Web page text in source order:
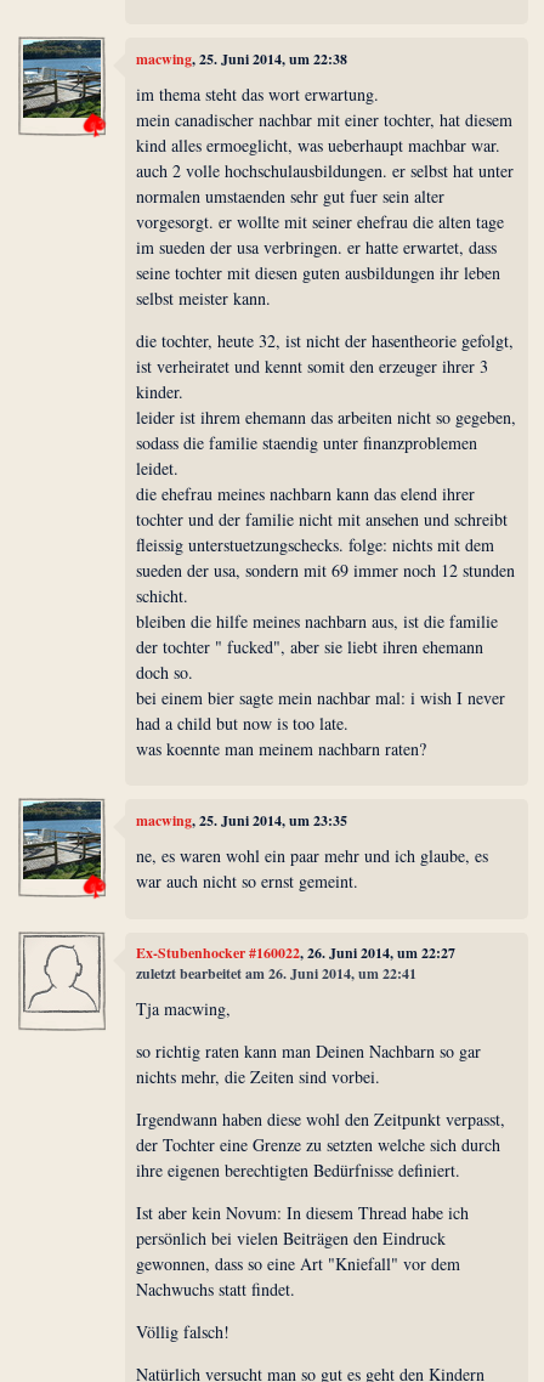
macwing, 25. Juni 2014, um 22:38
im thema steht das wort erwartung.
mein canadischer nachbar mit einer tochter, hat diesem
kind alles ermoeglicht, was ueberhaupt machbar war.
auch 2 volle hochschulausbildungen. er selbst hat unter
normalen umstaenden sehr gut fuer sein alter
vorgesorgt. er wollte mit seiner ehefrau die alten tage
im sueden der usa verbringen. er hatte erwartet, dass
seine tochter mit diesen guten ausbildungen ihr leben
selbst meister kann.
die tochter, heute 32, ist nicht der hasentheorie gefolgt,
ist verheiratet und kennt somit den erzeuger ihrer 3
kinder.
leider ist ihrem ehemann das arbeiten nicht so gegeben,
sodass die familie staendig unter finanzproblemen
leidet.
die ehefrau meines nachbarn kann das elend ihrer
tochter und der familie nicht mit ansehen und schreibt
fleissig unterstuetzungschecks. folge: nichts mit dem
sueden der usa, sondern mit 69 immer noch 12 stunden
schicht.
bleiben die hilfe meines nachbarn aus, ist die familie
der tochter " fucked", aber sie liebt ihren ehemann
doch so.
bei einem bier sagte mein nachbar mal: i wish I never
had a child but now is too late.
was koennte man meinem nachbarn raten?
macwing, 25. Juni 2014, um 23:35
ne, es waren wohl ein paar mehr und ich glaube, es
war auch nicht so ernst gemeint.
Ex-Stubenhocker #160022, 26. Juni 2014, um 22:27
zuletzt bearbeitet am 26. Juni 2014, um 22:41
Tja macwing,
so richtig raten kann man Deinen Nachbarn so gar
nichts mehr, die Zeiten sind vorbei.
Irgendwann haben diese wohl den Zeitpunkt verpasst,
der Tochter eine Grenze zu setzten welche sich durch
ihre eigenen berechtigten Bedürfnisse definiert.
Ist aber kein Novum: In diesem Thread habe ich
persönlich bei vielen Beiträgen den Eindruck
gewonnen, dass so eine Art "Kniefall" vor dem
Nachwuchs statt findet.
Völlig falsch!
Natürlich versucht man so gut es geht den Kindern